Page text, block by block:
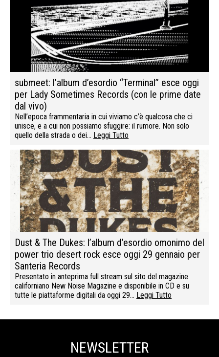
submeet: l’album d’esordio “Terminal” esce oggi
per Lady Sometimes Records (con le prime date
dal vivo)
Nell’epoca frammentaria in cui viviamo c’è qualcosa che ci
unisce, e a cui non possiamo sfuggire: il rumore. Non solo
quello della strada o dei… Leggi Tutto
Dust & The Dukes: l’album d’esordio omonimo del
power trio desert rock esce oggi 29 gennaio per
Santeria Records
Presentato in anteprima full stream sul sito del magazine
californiano New Noise Magazine e disponibile in CD e su
tutte le piattaforme digitali da oggi 29… Leggi Tutto
NEWSLETTER